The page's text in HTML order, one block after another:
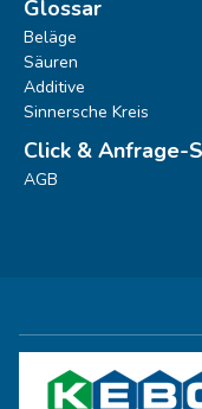
Glossar
Beläge
Säuren
Additive
Sinnersche Kreis
Click & Anfrage-
AGB